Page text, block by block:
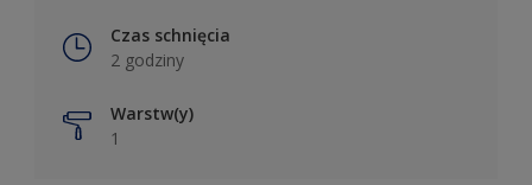
Czas schnięcia
2 godziny
Warstw(y)
1